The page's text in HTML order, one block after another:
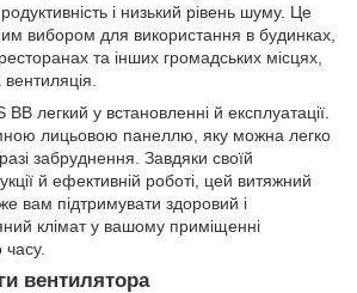
і низький рівень шуму. Це
вибором для використання в будинках,
та інших громадських місцях,
легкий у встановленні й експлуатації.
лицьовою панеллю, яку можна легко
забруднення. Завдяки своїй
й ефективній роботі, цей витяжний
вам підтримувати здоровий і
клімат у вашому приміщенні
вентилятора